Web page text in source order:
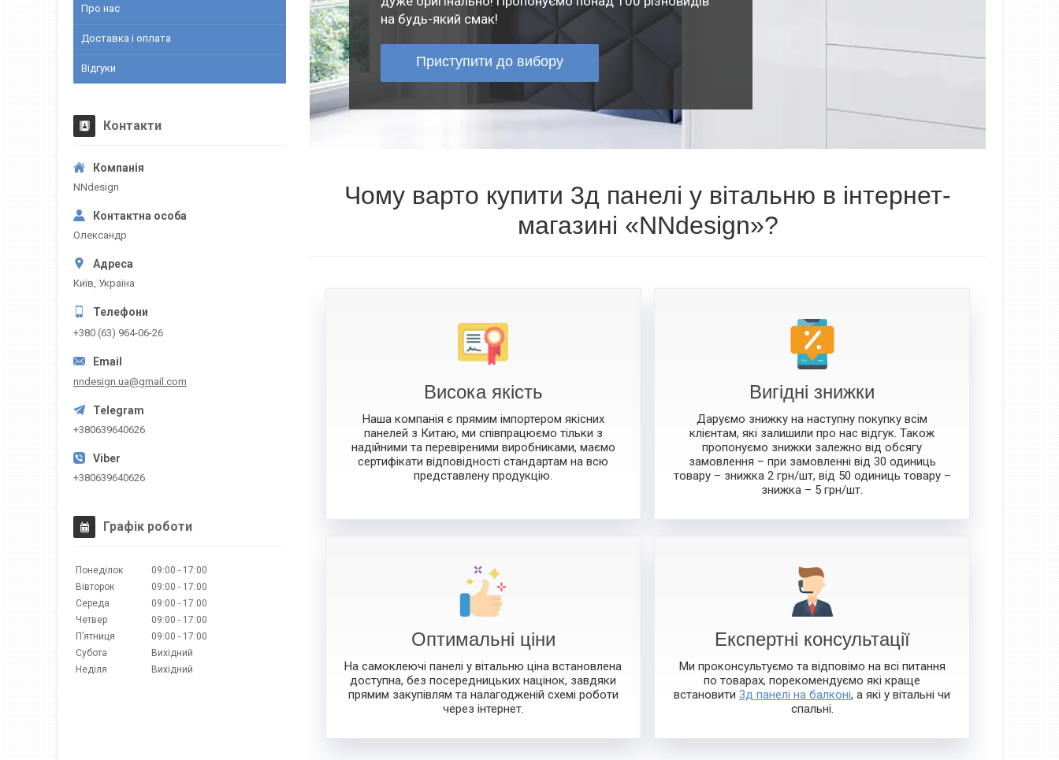
на будь-який смак!
Приступити до вибору
Чому варто купити 3д панелі у вітальню в інтернет-
магазині «NNdesign»?
Висока якість
Наша компанія є прямим імпортером якісних
панелей з Китаю, ми співпрацюємо тільки з
надійними та перевіреними виробниками, маємо
сертифікати відповідності стандартам на всю
представлену продукцію.
Вигідні знижки
Даруємо знижку на наступну покупку всім
клієнтам, які залишили про нас відгук. Також
пропонуємо знижки залежно від обсягу
замовлення – при замовленні від 30 одиниць
товару – знижка 2 грн/шт, від 50 одиниць товару –
знижка – 5 грн/шт.
Оптимальні ціни
На самоклеючі панелі у вітальню ціна встановлена
​​доступна, без посередницьких націнок, завдяки
прямим закупівлям та налагодженій схемі роботи
через інтернет.
Експертні консультації
Ми проконсультуємо та відповімо на всі питання
по товарах, порекомендуємо які краще
встановити 3д панелі на балконі, а які у вітальні чи
спальні.
Про нас
Доставка і оплата
Відгуки
Контакти
NNdesign
Олександр
Київ, Україна
+380 (63) 964-06-26
nndesign.ua@gmail.com
+380639640626
+380639640626
Графік роботи
Понеділок 09:00
17:00
Вівторок
09:00
17:00
Середа
09:00
17:00
Четвер
09:00
17:00
Пʼятниця
09:00
17:00
Субота
Вихідний
Неділя
Вихідний